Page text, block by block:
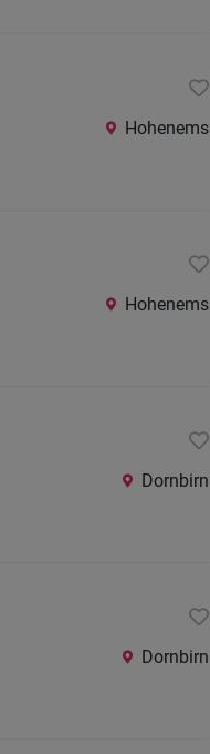
Hohenems
Hohenems
Dornbirn
Dornbirn